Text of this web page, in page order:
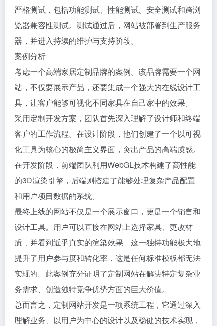
严格测试，包括功能测试、性能测试、安全测试和跨浏
览器兼容性测试。测试通过后，网站被部署到生产服务
器，并进入持续的维护与支持阶段。
案例分析
考虑一个高端家居定制品牌的案例。该品牌需要一个网
站，不仅要展示产品，还要集成一个强大的在线设计工
具，让客户能够可视化不同家具在自己家中的效果。
采用定制开发方案，团队首先深入理解了设计师和终端
客户的工作流程。在设计阶段，他们创建了一个以可视
化工具为核心的极简主义界面，突出产品的高端质感。
在开发阶段，前端团队利用WebGL技术构建了高性能
的3D渲染引擎，后端则搭建了能够处理复杂产品配置
和用户项目数据的系统。
最终上线的网站不仅是一个展示窗口，更是一个销售和
设计工具。用户可以直接在网站上选择家具、更改材
质，并看到近乎真实的渲染效果。这一独特功能极大地
提升了用户参与度和转化率，这是任何标准模板都无法
实现的。此案例充分证明了定制网站在解决特定复杂业
务需求、创造独特竞争优势方面的巨大价值。
总而言之，定制网站开发是一项系统工程，它通过深入
理解业务、以用户为中心的设计以及稳健的技术实现，